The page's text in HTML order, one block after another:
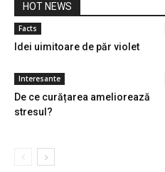
HOT NEWS
Facts
Idei uimitoare de păr violet
Interesante
De ce curățarea ameliorează
stresul?